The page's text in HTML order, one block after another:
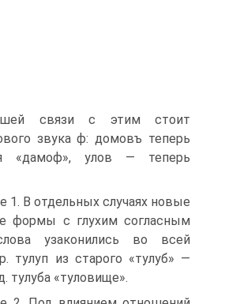
связи с этим стоит
звука ф: домовъ теперь
«дамоф», улов — теперь
1. В отдельных случаях новые
формы с глухим согласным
узаконились во всей
тулуп из старого «тулуб» —
тулуба «туловище».